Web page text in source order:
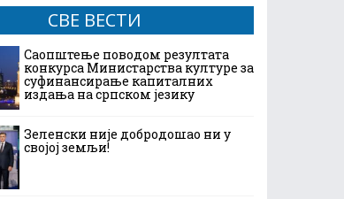
СВЕ ВЕСТИ
Саопштење поводом резултата
конкурса Министарства културе за
суфинансирање капиталних
издања на српском језику
Зеленски није добродошао ни у
својој земљи!